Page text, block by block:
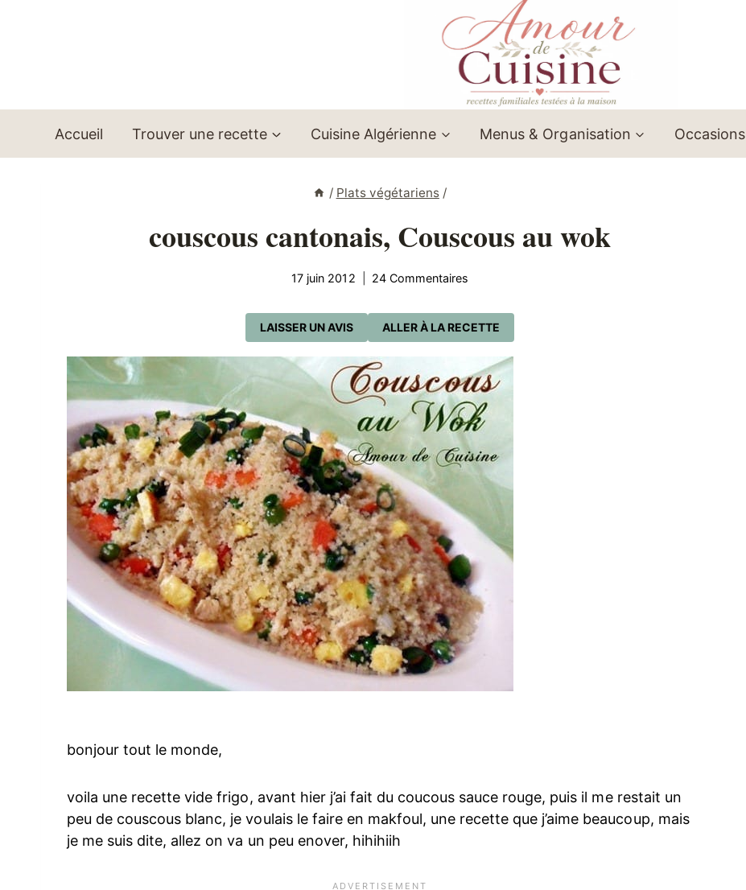
Accueil Trouver une recette Cuisine Algérienne Menus & Organisation Occasions
/ Plats végétariens /
couscous cantonais, Couscous au wok
17 juin 2012 24 Commentaires
ALLER À LA RECETTE
LAISSER UN AVIS
bonjour tout le monde,
voila une recette vide frigo, avant hier j’ai fait du coucous sauce rouge, puis il me restait un
peu de couscous blanc, je voulais le faire en makfoul, une recette que j’aime beaucoup, mais
je me suis dite, allez on va un peu enover, hihihiih